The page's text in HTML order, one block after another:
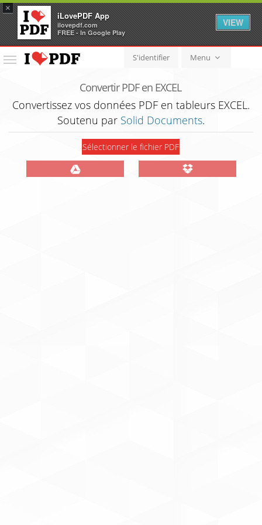
×
iLovePDF App
ilovepdf.com
FREE - In Google Play
VIEW
S'identifier Menu
Menu
Convertir PDF en EXCEL
Convertissez vos données PDF en tableurs EXCEL.
Soutenu par Solid Documents.
Sélectionner le fichier PDF